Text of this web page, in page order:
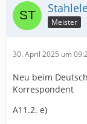
Meister
30. April 2025 um
Neu beim
Korrespondent
A11.2. e)